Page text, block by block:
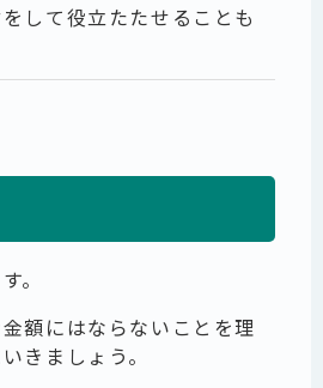
して役立たたせることも
。
額にはならないことを理
きましょう。